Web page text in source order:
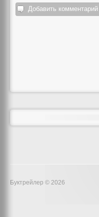
Добавить комментарий
Буктрейлер © 2026